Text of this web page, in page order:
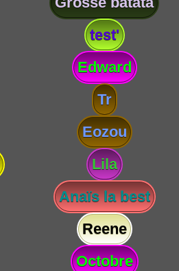
test'
Edward
Tr
Eozou
Lila
Anaïs la best
Reene
Octobre